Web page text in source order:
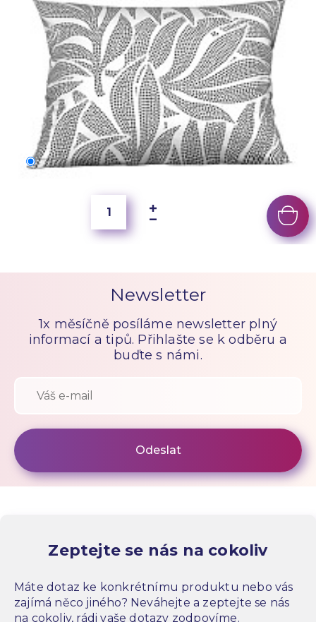
70x50 cm
Newsletter
1x měsíčně posíláme newsletter plný
informací a tipů. Přihlašte se k odběru a
buďte s námi.
Zeptejte se nás na cokoliv
Máte dotaz ke konkrétnímu produktu nebo vás
zajímá něco jiného? Neváhejte a zeptejte se nás
na cokoliv, rádi vaše dotazy zodpovíme.